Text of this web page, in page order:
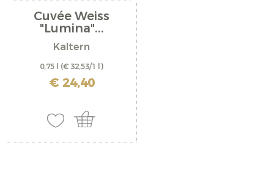
Cuvée Weiss
"Lumina"...
Kaltern
0,75 l (€ 32,53/1 l)
inkl. MwSt. zzgl. Versandkosten
€ 24,40